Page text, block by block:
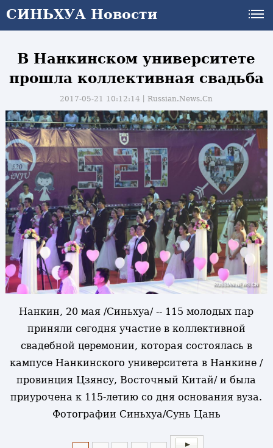
СИНЬХУА Новости
В Нанкинском университете
прошла коллективная свадьба
2017-05-21 10:12:14丨Russian.News.Cn
Нанкин, 20 мая /Синьхуа/ -- 115 молодых пар
приняли сегодня участие в коллективной
свадебной церемонии, которая состоялась в
кампусе Нанкинского университета в Нанкине /
провинция Цзянсу, Восточный Китай/ и была
приурочена к 115-летию со дня основания вуза.
Фотографии Синьхуа/Сунь Цань